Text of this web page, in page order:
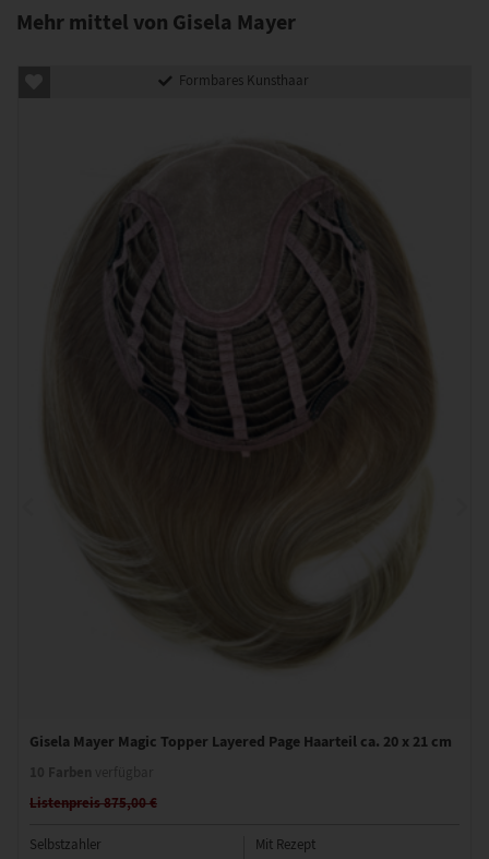
Mehr mittel von Gisela Mayer
Formbares Kunsthaar
Gisela Mayer Magic Topper Layered Page Haarteil ca. 20 x 21 cm
Listenpreis 875,00 €
Selbstzahler Mit Rezept